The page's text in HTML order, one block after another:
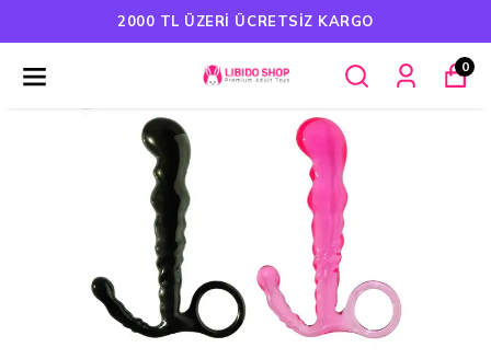
HAVALE ÖDEMELERINDE %5
0